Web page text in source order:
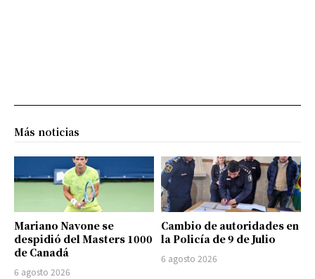
Más noticias
Mariano Navone se
despidió del Masters 1000
de Canadá
6 agosto 2026
Cambio de autoridades en
la Policía de 9 de Julio
6 agosto 2026